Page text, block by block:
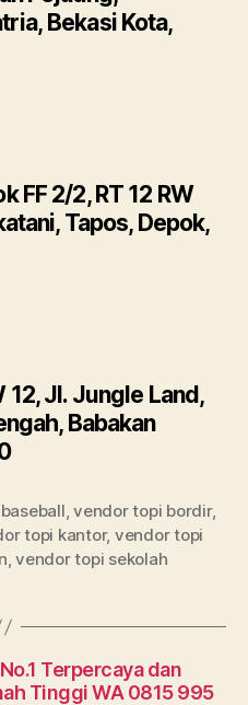
Bekasi Kota,
FF 2/2, RT 12 RW
Tapos, Depok,
12, Jl. Jungle Land,
Babakan
,vendor topi bordir,
topi kantor, vendor topi
,vendor topi sekolah
Terpercaya dan
Tinggi WA 0815 995